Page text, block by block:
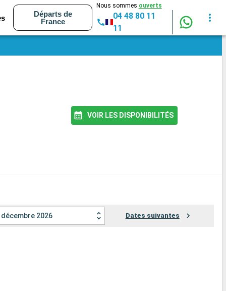
Départs de
France
Nous sommes ouverts
04 48 80 11
11
VOIR LES DISPONIBILITÉS
décembre 2026 Dates suivantes